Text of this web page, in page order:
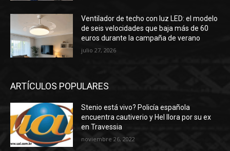
Ventilador de techo con luz LED: el modelo
de seis velocidades que baja más de 60
euros durante la campaña de verano
julio 27, 2026
ARTÍCULOS POPULARES
Stenio está vivo? Policía española
encuentra cautiverio y Hel llora por su ex
en Travessia
noviembre 26, 2022